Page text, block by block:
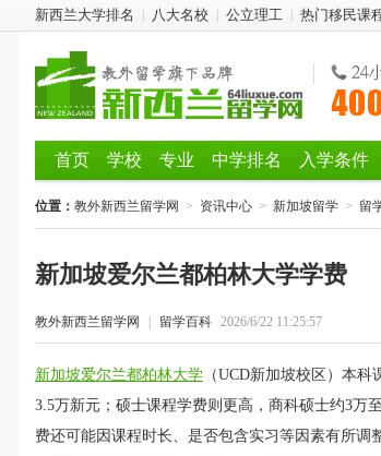
新西兰大学排名 八大名校 公立理工 热门移民课
首页 学校 专业 中学排名 入学条件
位置： 教外新西兰留学网 > 资讯中心 > 新加坡留学 > 留
新加坡爱尔兰都柏林大学学费
教外新西兰留学网 留学百科 2026/6/22 11:25:57
新加坡爱尔兰都柏林大学 （UCD新加坡校区）本
3.5万新元；硕士课程学费则更高，商科硕士约3万
费还可能因课程时长、是否包含实习等因素有所调